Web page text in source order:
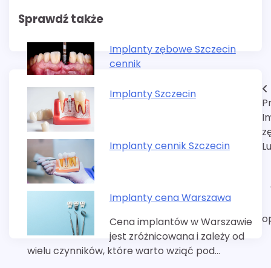
Sprawdź także
Implanty zębowe Szczecin
cennik
Implanty Szczecin
Implanty cennik Szczecin
Implanty cena Warszawa
Cena implantów w Warszawie
jest zróżnicowana i zależy od
wielu czynników, które warto wziąć pod…
Nawigacja
wpisu